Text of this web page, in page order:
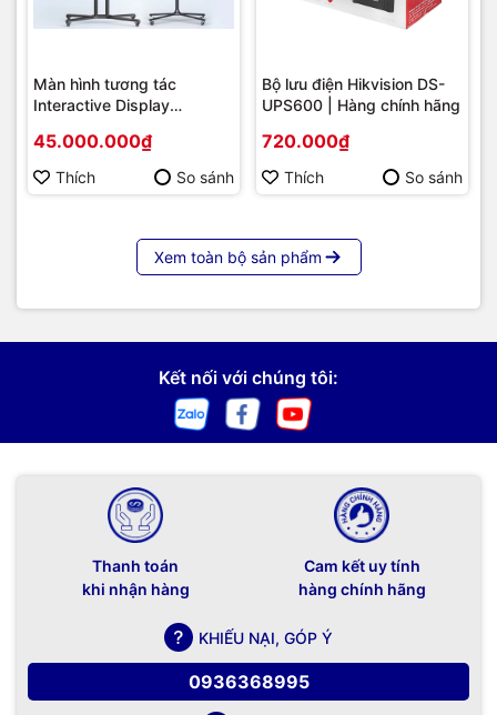
Màn hình tương tác
Interactive Display
86 | Cấu hình cao cấp |
Hàng chính hãng
45.000.000₫
Thích So sánh
Bộ lưu điện Hikvision DS-
UPS600 | Hàng chính hãng
720.000₫
Thích So sánh
Xem toàn bộ sản phẩm
Kết nối với chúng tôi:
Thanh toán
khi nhận hàng
Cam kết uy tính
hàng chính hãng
KHIẾU NẠI, GÓP Ý
0936368995